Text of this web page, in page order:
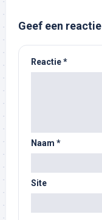
Geef een reactie
Reactie*
Naam *
Site